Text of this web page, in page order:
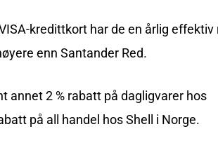
kredittkort har de en årlig effektiv
enn Santander Red.
annet 2 % rabatt på dagligvarer hos
på all handel hos Shell i Norge.